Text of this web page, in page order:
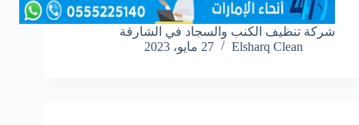
شركة تنظيف الكنب والسجاد في الشارقة
Elsharq Clean
27 مايو، 2023